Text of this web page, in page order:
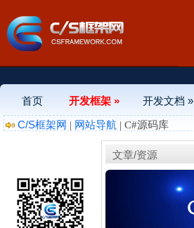
首页 开发框架 » 开发文档 »
C/S框架网 | 网站导航 | C#源码库
文章/资源